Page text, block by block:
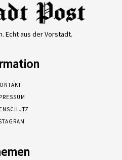
Echt aus der Vorstadt.